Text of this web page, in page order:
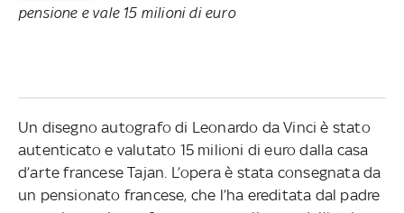
pensione e vale 15 milioni di euro
Un disegno autografo di Leonardo da Vinci è stato
autenticato e valutato 15 milioni di euro dalla casa
d’arte francese Tajan. L’opera è stata consegnata da
un pensionato francese, che l’ha ereditata dal padre